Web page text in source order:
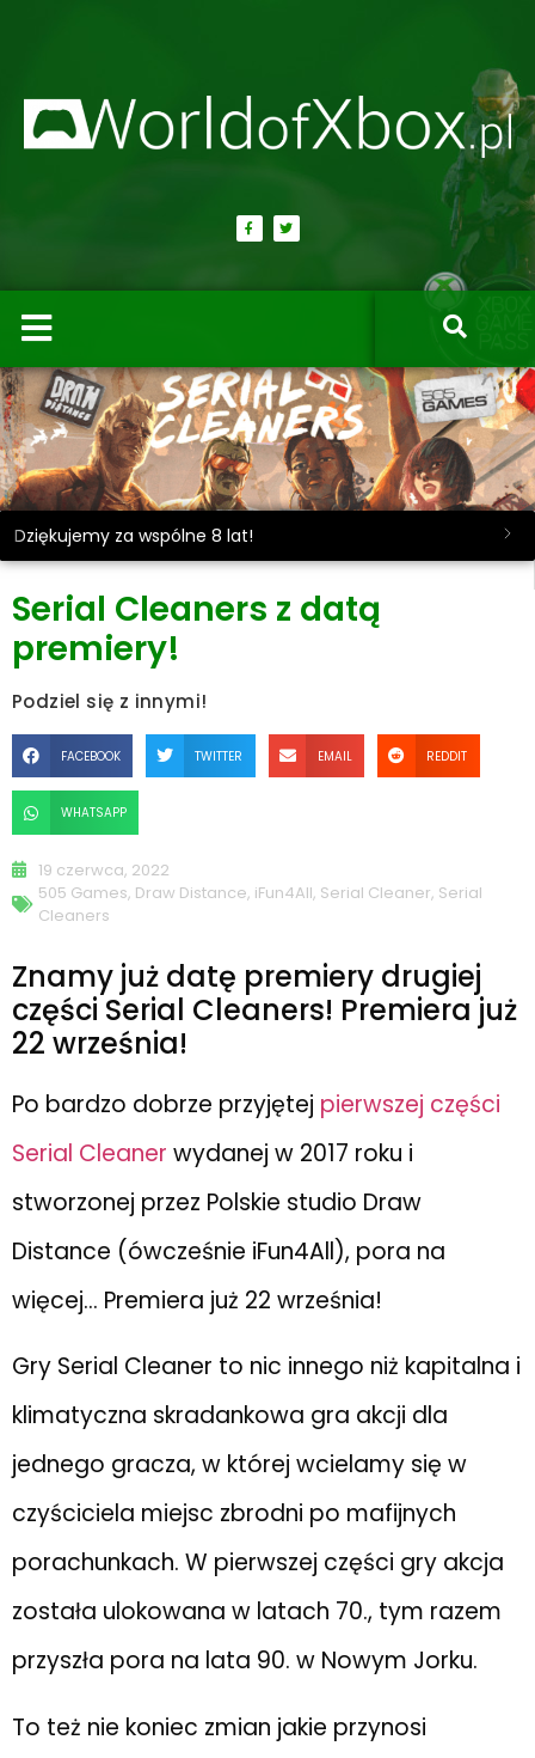
Dziękujemy za wspólne 8 lat!
Serial Cleaners z datą
premiery!
Podziel się z innymi!
FACEBOOK TWITTER EMAIL REDDIT
WHATSAPP
19 czerwca, 2022
505 Games, Draw Distance, iFun4All, Serial Cleaner, Serial
Cleaners
Znamy już datę premiery drugiej
części Serial Cleaners! Premiera już
22 września!
Po bardzo dobrze przyjętej pierwszej części
Serial Cleaner wydanej w 2017 roku i
stworzonej przez Polskie studio Draw
Distance (ówcześnie iFun4All), pora na
więcej… Premiera już 22 września!
Gry Serial Cleaner to nic innego niż kapitalna i
klimatyczna skradankowa gra akcji dla
jednego gracza, w której wcielamy się w
czyściciela miejsc zbrodni po mafijnych
porachunkach. W pierwszej części gry akcja
została ulokowana w latach 70., tym razem
przyszła pora na lata 90. w Nowym Jorku.
To też nie koniec zmian jakie przynosi